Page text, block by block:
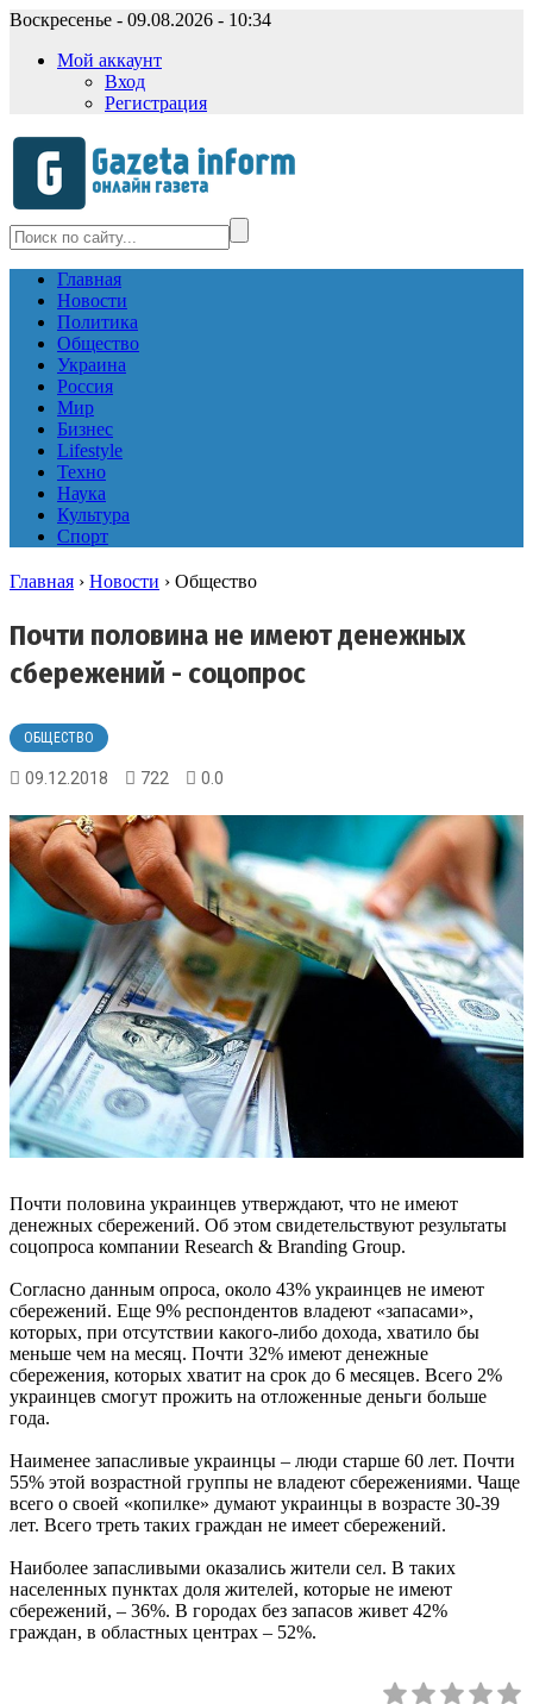
Воскресенье - 09.08.2026 - 10:34
Мой аккаунт
Вход
Регистрация
Главная
Новости
Политика
Общество
Украина
Россия
Мир
Бизнес
Lifestyle
Техно
Наука
Культура
Спорт
Главная › Новости › Общество
Почти половина не имеют денежных
сбережений - соцопрос
ОБЩЕСТВО
09.12.2018 722 0.0
Почти половина украинцев утверждают, что не имеют
денежных сбережений. Об этом свидетельствуют результаты
соцопроса компании Research & Branding Group.
Согласно данным опроса, около 43% украинцев не имеют
сбережений. Еще 9% респондентов владеют «запасами»,
которых, при отсутствии какого-либо дохода, хватило бы
меньше чем на месяц. Почти 32% имеют денежные
сбережения, которых хватит на срок до 6 месяцев. Всего 2%
украинцев смогут прожить на отложенные деньги больше
года.
Наименее запасливые украинцы – люди старше 60 лет. Почти
55% этой возрастной группы не владеют сбережениями. Чаще
всего о своей «копилке» думают украинцы в возрасте 30-39
лет. Всего треть таких граждан не имеет сбережений.
Наиболее запасливыми оказались жители сел. В таких
населенных пунктах доля жителей, которые не имеют
сбережений, – 36%. В городах без запасов живет 42%
граждан, в областных центрах – 52%.